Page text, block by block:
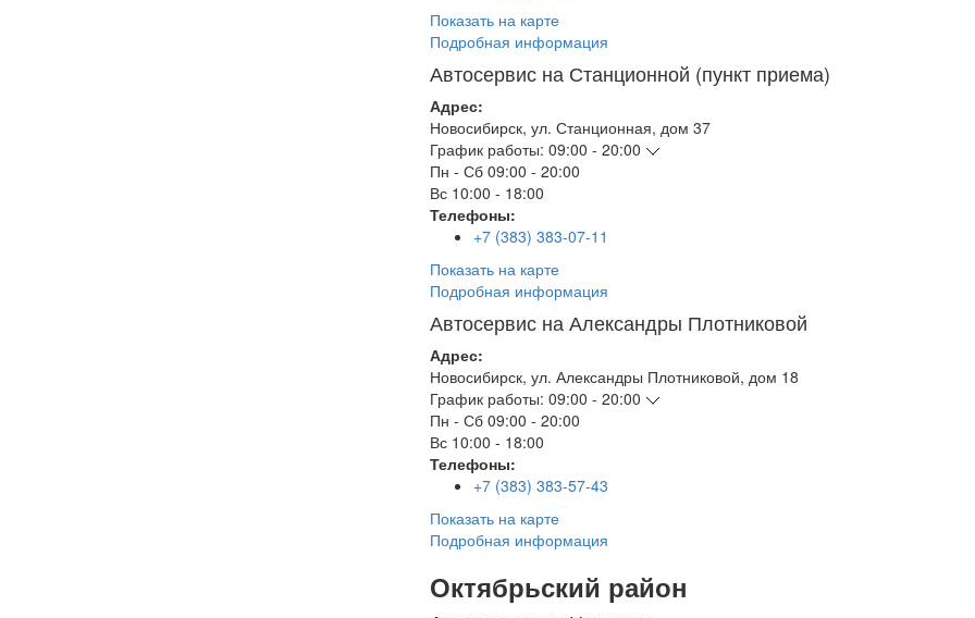
Показать на карте
Подробная информация
Автосервис на Станционной (пункт приема)
Адрес:
Новосибирск, ул. Станционная, дом 37
График работы: 09:00 - 20:00
Пн - Сб 09:00 - 20:00
Вс 10:00 - 18:00
Телефоны:
+7 (383) 383-07-11
Показать на карте
Подробная информация
Автосервис на Александры Плотниковой
Адрес:
Новосибирск, ул. Александры Плотниковой, дом 18
График работы: 09:00 - 20:00
Пн - Сб 09:00 - 20:00
Вс 10:00 - 18:00
Телефоны:
+7 (383) 383-57-43
Показать на карте
Подробная информация
Октябрьский район